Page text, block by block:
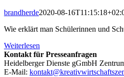
brandherde2020-08-
Wie erklärt man Schülerinnen und
Weiterlesen
Kontakt für Presseanfragen
Heidelberger Dienste gGmbH
E-Mail: